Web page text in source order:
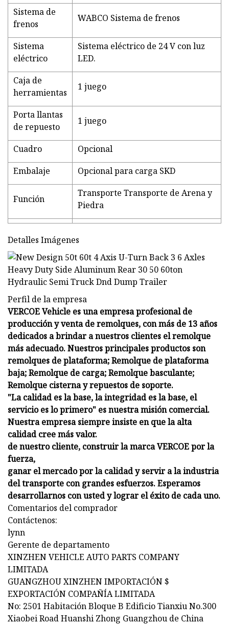
Sistema de
frenos
WABCO Sistema de frenos
Sistema
eléctrico
Sistema eléctrico de 24 V con luz
LED.
Caja de
herramientas
1 juego
Porta llantas
de repuesto
1 juego
Cuadro
Opcional
Embalaje
Opcional para carga SKD
Función
Transporte Transporte de Arena y
Piedra
Detalles Imágenes
Perfil de la empresa
VERCOE Vehicle es una empresa profesional de
producción y venta de remolques, con más de 13 años
dedicados a brindar a nuestros clientes el remolque
más adecuado. Nuestros principales productos son
remolques de plataforma; Remolque de plataforma
baja; Remolque de carga; Remolque basculante;
Remolque cisterna y repuestos de soporte.
"La calidad es la base, la integridad es la base, el
servicio es lo primero" es nuestra misión comercial.
Nuestra empresa siempre insiste en que la alta
calidad cree más valor.
de nuestro cliente, construir la marca VERCOE por la
fuerza,
ganar el mercado por la calidad y servir a la industria
del transporte con grandes esfuerzos. Esperamos
desarrollarnos con usted y lograr el éxito de cada uno.
Comentarios del comprador
Contáctenos:
lynn
Gerente de departamento
XINZHEN VEHICLE AUTO PARTS COMPANY
LIMITADA
GUANGZHOU XINZHEN IMPORTACIÓN $
EXPORTACIÓN COMPAÑÍA LIMITADA
No: 2501 Habitación Bloque B Edificio Tianxiu No.300
Xiaobei Road Huanshi Zhong Guangzhou de China